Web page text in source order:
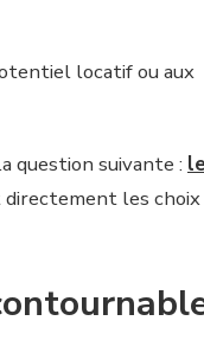
locatif ou aux
question suivante :
les